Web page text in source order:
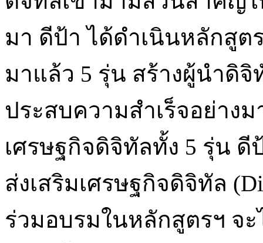
มา ดีป้า ได้ดำเนินหลักสูต
มาแล้ว 5 รุ่น สร้างผู้นำดิจิ
ประสบความสำเร็จอย่าง
เศรษฐกิจดิจิทัลทั้ง 5 รุ่น
ส่งเสริมเศรษฐกิจดิจิทัล
ร่วมอบรมในหลักสูตรฯ จ